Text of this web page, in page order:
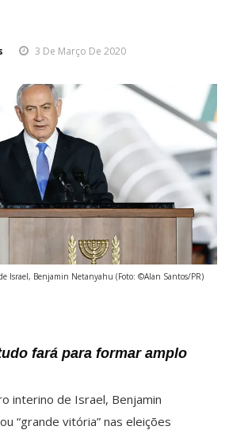
3 De Março De 2020
Israel, Benjamin Netanyahu (Foto: ©Alan Santos/PR)
fará para formar amplo
interino de Israel, Benjamin
“grande vitória” nas eleições